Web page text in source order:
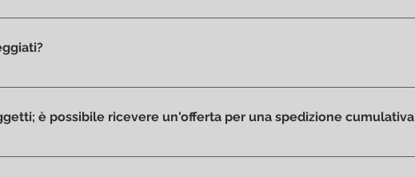
in showroom ed in pronta consegna.
dei prodotti che abbiamo in esposizione ed è per questo motivo
è possibile ricevere un'offerta per una spedizione
gli elementi che desideri acquistare e contattaci via mail o